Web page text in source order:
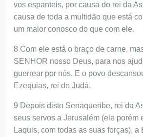
vos espanteis, por causa do rei da
causa de toda a multidão que está
um maior conosco do que com ele.
8 Com ele está o braço de carne,
SENHOR nosso Deus, para nos
guerrear por nós. E o povo
Ezequias, rei de Judá.
9 Depois disto Senaqueribe, rei da
seus servos a Jerusalém (ele porém
Laquis, com todas as suas forças), a